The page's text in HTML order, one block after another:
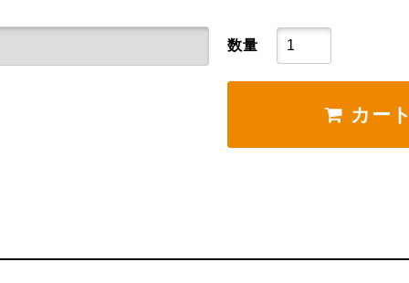
数量
カー